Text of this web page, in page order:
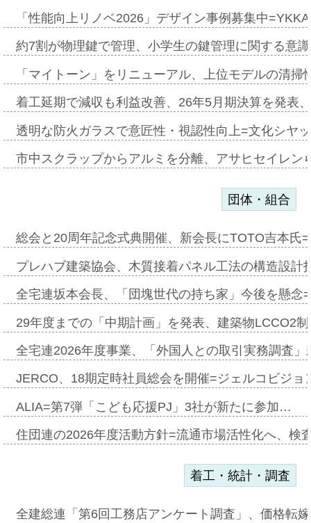
「性能向上リノベ2026」デザイン事例募集中
約7割が物理鍵で管理、小学生の鍵管理に関する意
「マイトーン」をリニューアル、上位モデルの清
着工延期で減収も利益改善、26年5月期決算を発表
透明な防火ガラスで意匠性・視認性向上=文化シヤ
市中スクラップからアルミを分離、アサヒセイレ
団体・組合
総会と20周年記念式典開催、新会長にTOTO吉本氏
プレハブ建築協会、木質接着パネル工法の構造設
全宅連坂本会長、「団塊世代の持ち家」今後を懸
29年度までの「中期計画」を発表、建築物LCCO2
全宅連2026年度事業、「外国人との取引実務調査
JERCO、18期定時社員総会を開催=ジェルコビジ
ALIA=第7弾「こども応援PJ」3社が新たに参加…
住団連の2026年度活動方針=流通市場活性化へ、検
着工・統計・調査
全建総連「第6回工務店アンケート調査」、価格転